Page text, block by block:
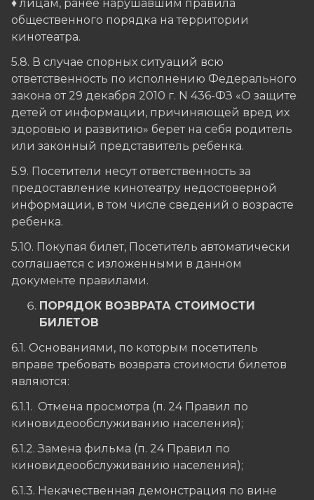
♦ лицам, ранее нарушавшим правила
общественного порядка на территории
кинотеатра.
5.8. В случае спорных ситуаций всю
ответственность по исполнению Федерального
закона от 29 декабря 2010 г. N 436-ФЗ «О защите
детей от информации, причиняющей вред их
здоровью и развитию» берет на себя родитель
или законный представитель ребенка.
5.9. Посетители несут ответственность за
предоставление кинотеатру недостоверной
информации, в том числе сведений о возрасте
ребенка.
5.10. Покупая билет, Посетитель автоматически
соглашается с изложенными в данном
документе правилами.
ПОРЯДОК ВОЗВРАТА СТОИМОСТИ
БИЛЕТОВ
6.1. Основаниями, по которым посетитель
вправе требовать возврата стоимости билетов
являются:
6.1.1. Отмена просмотра (п. 24 Правил по
киновидеообслуживанию населения);
6.1.2. Замена фильма (п. 24 Правил по
киновидеообслуживанию населения);
6.1.3. Некачественная демонстрация по вине